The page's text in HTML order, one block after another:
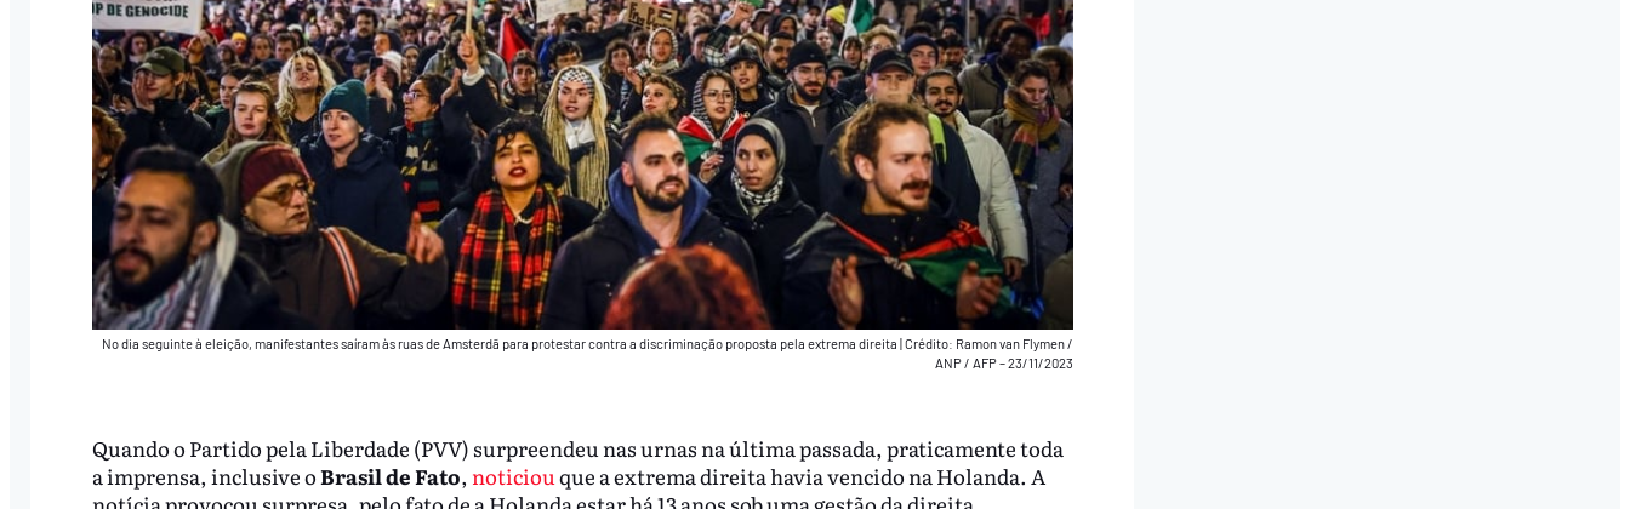
No dia seguinte à eleição, manifestantes saíram às ruas de Amsterdã para protestar contra a discriminação proposta pela extrema direita |Crédito: Ramon van Flymen /
ANP / AFP – 23/11/2023
Quando o Partido pela Liberdade (PVV) surpreendeu nas urnas na última passada, praticamente toda
a imprensa, inclusive oBrasil de Fato, noticiouque a extrema direita havia vencido na Holanda. A